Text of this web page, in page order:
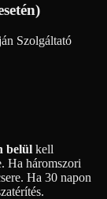
Szolgáltató
belül kell
Ha háromszori
Ha 30 napon